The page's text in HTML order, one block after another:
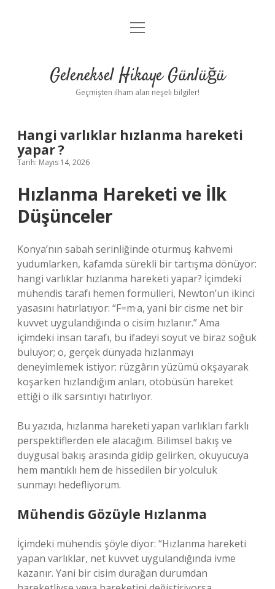
Anasayfa
Yasal Uyarı
menüyü
Geleneksel Hikaye Günlüğü
Geçmişten ilham alan neşeli bilgiler!
Hangi varlıklar hızlanma hareketi
yapar ?
Tarih: Mayıs 14, 2026
Hızlanma Hareketi ve İlk
Düşünceler
Konya’nın sabah serinliğinde oturmuş kahvemi
yudumlarken, kafamda sürekli bir tartışma dönüyor:
hangi varlıklar hızlanma hareketi yapar? İçimdeki
mühendis tarafı hemen formülleri, Newton’un ikinci
yasasını hatırlatıyor: “F=m·a, yani bir cisme net bir
kuvvet uygulandığında o cisim hızlanır.” Ama
içimdeki insan tarafı, bu ifadeyi soyut ve biraz soğuk
buluyor; o, gerçek dünyada hızlanmayı
deneyimlemek istiyor: rüzgârın yüzümü okşayarak
koşarken hızlandığım anları, otobüsün hareket
ettiği o ilk sarsıntıyı hatırlıyor.
Bu yazıda, hızlanma hareketi yapan varlıkları farklı
perspektiflerden ele alacağım. Bilimsel bakış ve
duygusal bakış arasında gidip gelirken, okuyucuya
hem mantıklı hem de hissedilen bir yolculuk
sunmayı hedefliyorum.
Mühendis Gözüyle Hızlanma
İçimdeki mühendis şöyle diyor: “Hızlanma hareketi
yapan varlıklar, net kuvvet uygulandığında ivme
kazanır. Yani bir cisim durağan durumdan